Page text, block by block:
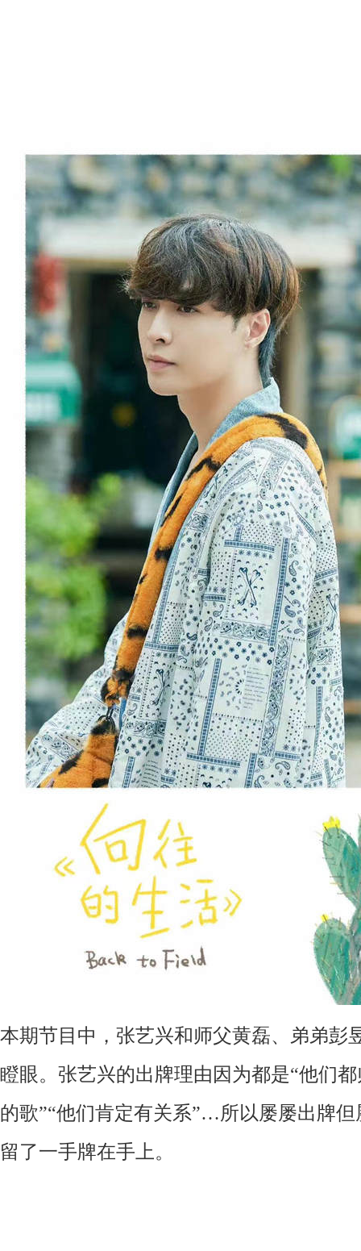
本期节目中 ，张艺兴和师父黄磊、 弟弟彭
瞪眼。 张艺兴的出牌理由因为都是“他们都
的歌”“他们肯定有关系”…所以屡屡出牌
留了一手牌在手上。